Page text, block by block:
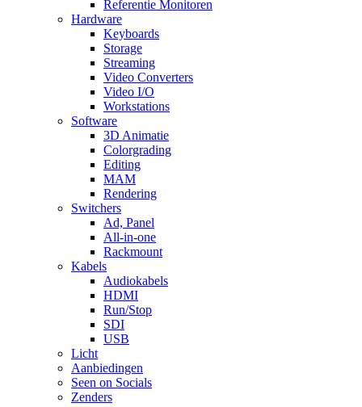
Referentie Monitoren
Hardware
Keyboards
Storage
Streaming
Video Converters
Video I/O
Workstations
Software
3D Animatie
Colorgrading
Editing
MAM
Rendering
Switchers
Ad, Panel
All-in-one
Rackmount
Kabels
Audiokabels
HDMI
Run/Stop
SDI
USB
Licht
Aanbiedingen
Seen on Socials
Zenders